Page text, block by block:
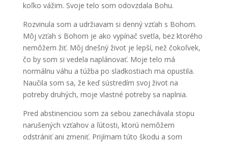
koľko vážim. Svoje telo som odovzdala Bohu.
Rozvinula som a udržiavam si denný vzťah s Bohom.
Môj vzťah s Bohom je ako vypínač svetla, bez ktorého
nemôžem žiť. Môj dnešný život je lepší, než čokoľvek,
čo by som si vedela naplánovať. Moje telo má
normálnu váhu a túžba po sladkostiach ma opustila.
Naučila som sa, že keď sústredím svoj život na
potreby druhých, moje vlastné potreby sa naplnia.
Pred abstinenciou som za sebou zanechávala stopu
narušených vzťahov a ľútosti, ktorú nemôžem
odstrániť ani zmeniť. Prijímam túto škodu a som